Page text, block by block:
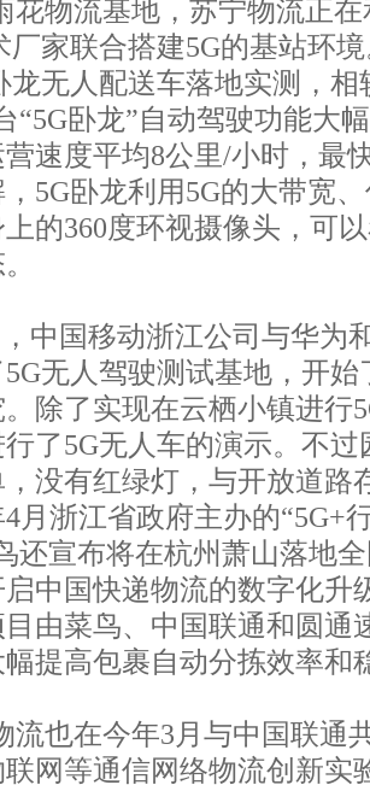
花物流基地，苏宁物流正
厂家联合搭建5G的基站环
龙无人配送车落地实测，相
“5G卧龙”自动驾驶功能大
速度平均8公里/小时，最
5G卧龙利用5G的大带宽
的360度环视摄像头，可
中国移动浙江公司与华为
无人驾驶测试基地，开始
除了实现在云栖小镇进行
行了5G无人车的演示。不
没有红绿灯，与开放道路
月浙江省政府主办的“5G+
还宣布将在杭州萧山落地
中国快递物流的数字化升
由菜鸟、中国联通和圆通
提高包裹自动分拣效率和
流也在今年3月与中国联通
网等通信网络物流创新实